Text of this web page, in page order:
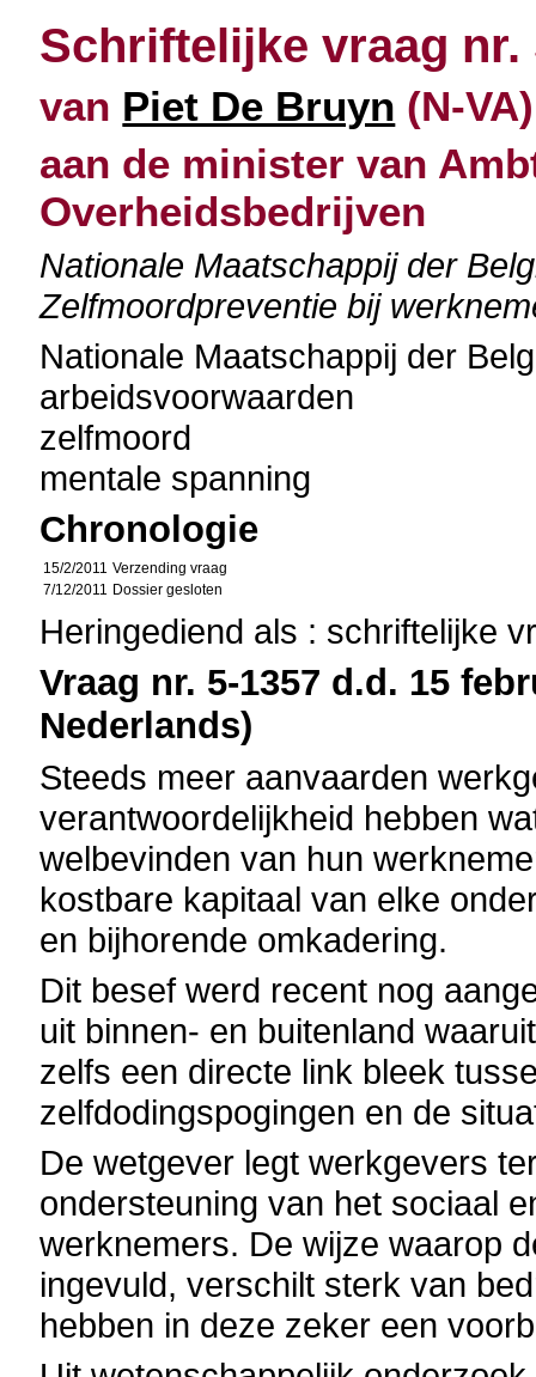
Schriftelijke vraag nr.
van Piet De Bruyn (N-
aan de minister van
Overheidsbedrijven
Nationale Maatschappij der
Zelfmoordpreventie bij
Nationale Maatschappij der
arbeidsvoorwaarden
zelfmoord
mentale spanning
Chronologie
15/2/2011 Verzending vraag
7/12/2011 Dossier gesloten
Heringediend als : schriftelijke
Vraag nr. 5-1357 d.d. 15
Nederlands)
Steeds meer aanvaarden
verantwoordelijkheid hebben
welbevinden van hun
kostbare kapitaal van elke
en bijhorende omkadering.
Dit besef werd recent nog
uit binnen- en buitenland
zelfs een directe link bleek
zelfdodingspogingen en de
De wetgever legt werkgevers
ondersteuning van het sociaal
werknemers. De wijze waarop
ingevuld, verschilt sterk van
hebben in deze zeker een